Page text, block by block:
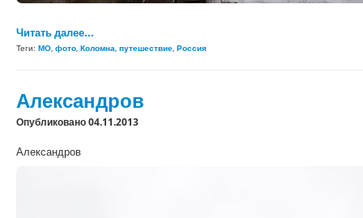
Читать далее...
Теги: МО, фото, Коломна, путешествие, Россия
Александров
Опубликовано 04.11.2013
Александров